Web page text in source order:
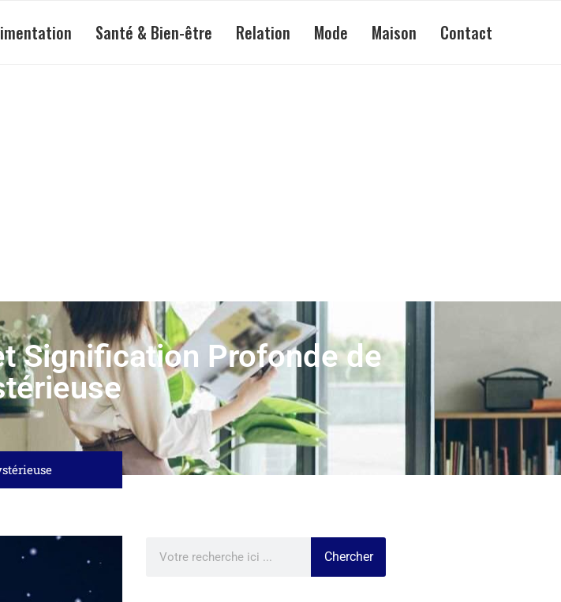
Santé & Bien-être Relation Mode Maison Contact
Signification Profonde de
Chercher